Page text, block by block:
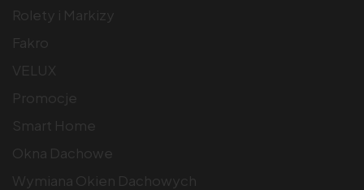
Rolety i Markizy
Fakro
VELUX
Promocje
Smart Home
Okna Dachowe
Wymiana Okien Dachowych